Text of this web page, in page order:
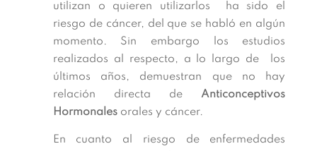
utilizan o quieren utilizarlos ha sido el
riesgo de cáncer, del que se habló en algún
momento. Sin embargo los estudios
realizados al respecto, a lo largo de los
últimos años, demuestran que no hay
relación directa de Anticonceptivos
Hormonalesorales y cáncer.
En cuanto al riesgo de enfermedades